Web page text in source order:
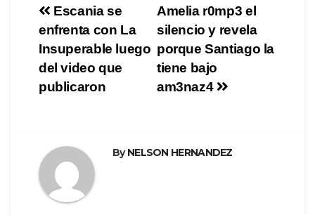
Navegación
de
entradas
Amelia r0mp3 el
silencio y revela
porque Santiago la
tiene bajo
am3naz4
Escania se
enfrenta con La
Insuperable luego
del video que
publicaron
ByNELSON HERNANDEZ